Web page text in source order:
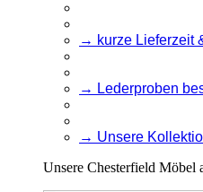
→ kurze Lieferzeit
→ Lederproben
→ Unsere
Unsere Chesterfield Möbel